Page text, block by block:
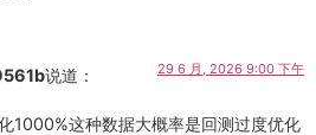
说道： 29 6 月, 2026 9:00 下午
1000%这种数据大概率是回测过度优化